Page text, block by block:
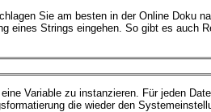
Sie am besten in der Online Doku
eines Strings eingehen. So gibt es auch
Variable zu instanzieren. Für jeden
die wieder den